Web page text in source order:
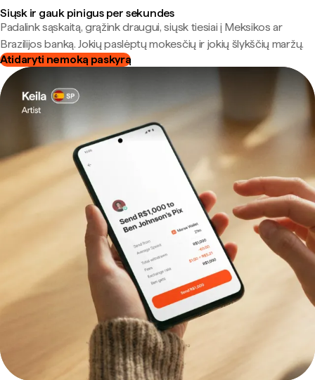
Siųsk ir gauk pinigus per sekundes
Padalink sąskaitą, grąžink draugui, siųsk tiesiai į Meksikos ar
Brazilijos banką. Jokių paslėptų mokesčių ir jokių šlykščių maržų.
Atidaryti nemoką paskyrą